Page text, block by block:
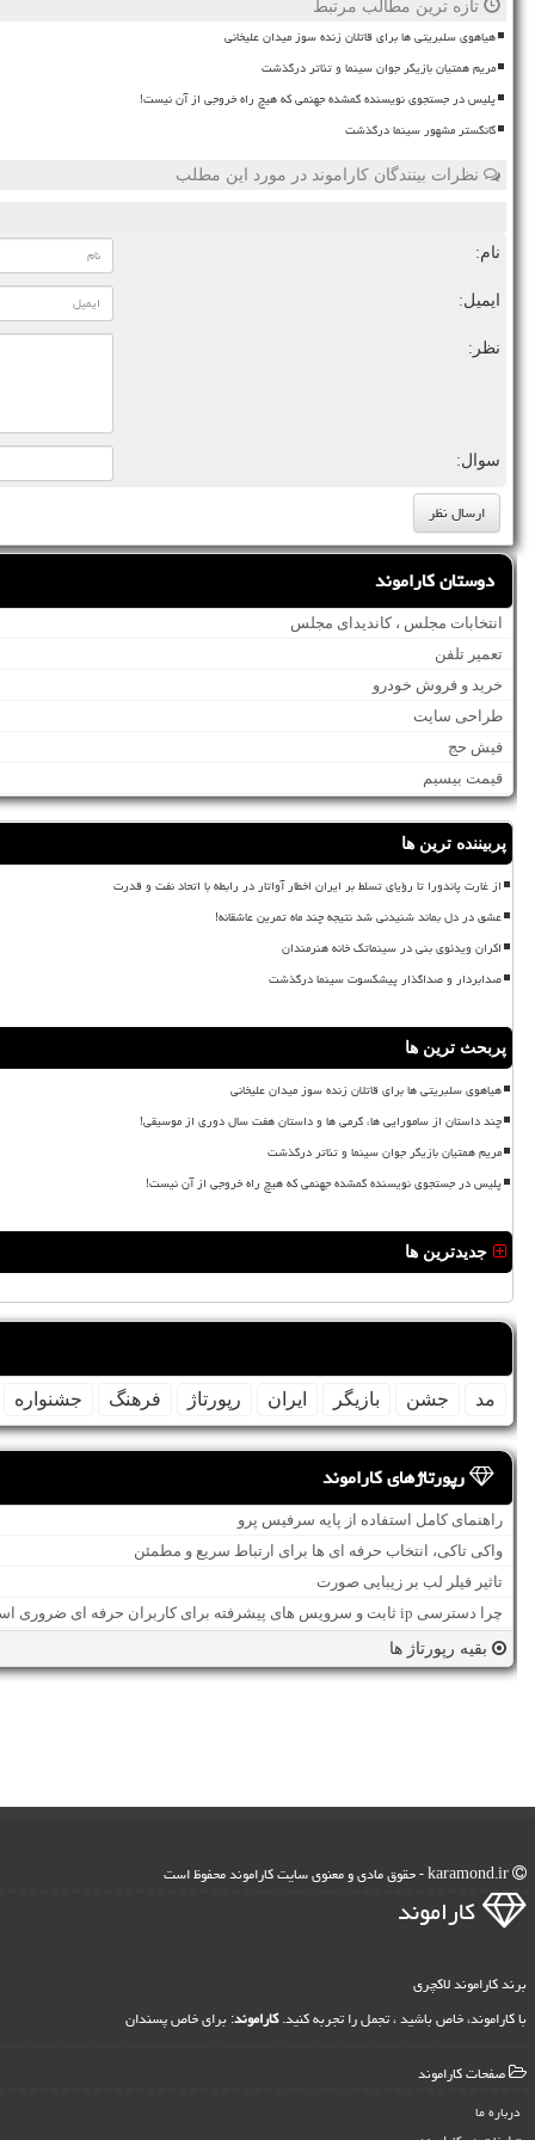
تازه ترین مطالب مرتبط
هیاهوی سلبریتی ها برای قاتلان زنده سوز میدان علیخانی
مریم همتیان بازیگر جوان سینما و تئاتر درگذشت
پلیس در جستجوی نویسنده گمشده جهنمی که هیچ راه خروجی از آن نیست!
گانگستر مشهور سینما درگذشت
نظرات بینندگان کاراموند در مورد این مطلب
نام:
ایمیل:
نظر:
سوال:
دوستان کاراموند
انتخابات مجلس ، کاندیدای مجلس
تعمیر تلفن
خرید و فروش خودرو
طراحی سایت
فیش حج
قیمت بیسیم
پربیننده ترین ها
از غارت پاندورا تا رؤیای تسلط بر ایران اخطار آواتار در رابطه با اتحاد نفت و قدرت
عشق در دل بماند شنیدنی شد نتیجه چند ماه تمرین عاشقانه!
اکران ویدئوی بنی در سینماتک خانه هنرمندان
صدابردار و صداگذار پیشکسوت سینما درگذشت
پربحث ترین ها
هیاهوی سلبریتی ها برای قاتلان زنده سوز میدان علیخانی
چند داستان از سامورایی ها، گرمی ها و داستان هفت سال دوری از موسیقی!
مریم همتیان بازیگر جوان سینما و تئاتر درگذشت
پلیس در جستجوی نویسنده گمشده جهنمی که هیچ راه خروجی از آن نیست!
جدیدترین ها
مد جشن بازیگر ایران رپورتاژ فرهنگ جشنواره
رپورتاژهای کاراموند
راهنمای کامل استفاده از پایه سرفیس پرو
واکی تاکی، انتخاب حرفه ای ها برای ارتباط سریع و مطمئن
تاثیر فیلر لب بر زیبایی صورت
چرا دسترسی ip ثابت و سرویس های پیشرفته برای کاربران حرفه ای ضروری است؟
بقیه رپورتاژ ها
كاراموند
برند کاراموند لاکچری
با کاراموند، خاص باشید ، تجمل را تجربه کنید.کاراموند: برای خاص پسندان
صفحات كاراموند
درباره ما